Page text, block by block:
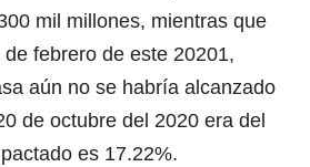
mil millones, mientras que
febrero de este 20201,
aún no se habría alcanzado
de octubre del 2020 era del
es 17.22%.